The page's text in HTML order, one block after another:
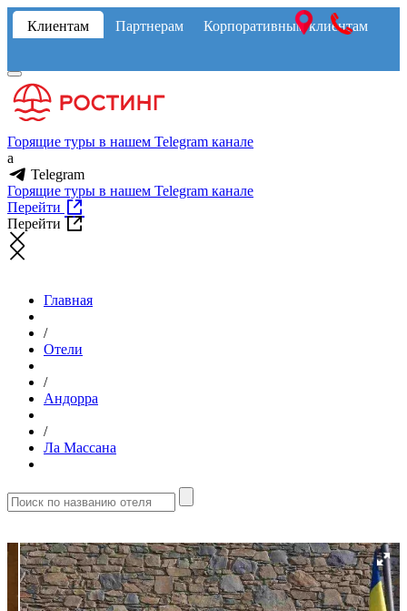
Клиентам Партнерам Корпоративным клиентам
Горящие туры в нашем Telegram канале
a
Telegram
Горящие туры в нашем Telegram канале
Перейти
Перейти
Главная
/
Отели
/
Андорра
/
Ла Массана